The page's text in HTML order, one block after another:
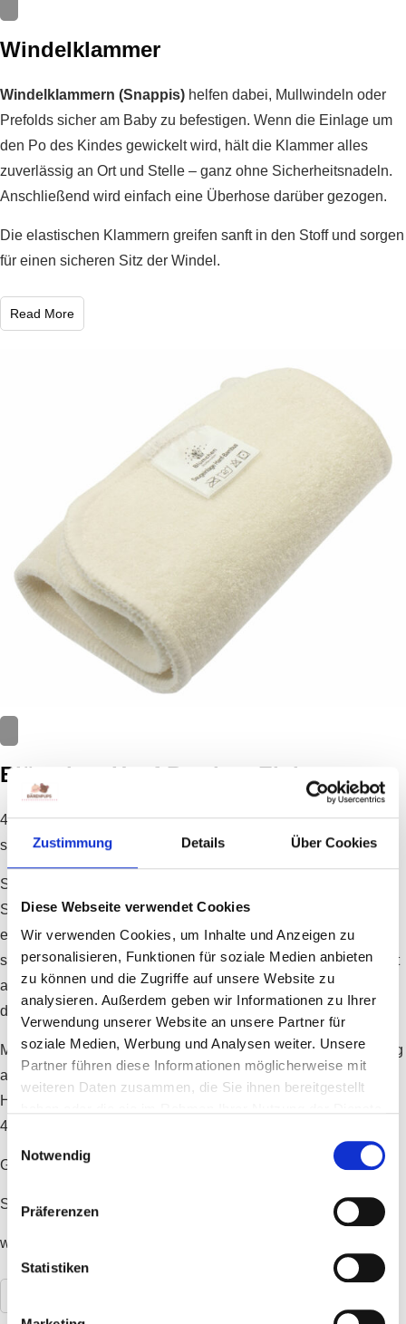
Zustimmung Details Über Cookies
Diese Webseite verwendet Cookies
Wir verwenden Cookies, um Inhalte und Anzeigen zu
personalisieren, Funktionen für soziale Medien anbieten
zu können und die Zugriffe auf unsere Website zu
analysieren. Außerdem geben wir Informationen zu Ihrer
Verwendung unserer Website an unsere Partner für
soziale Medien, Werbung und Analysen weiter. Unsere
Partner führen diese Informationen möglicherweise mit
weiteren Daten zusammen, die Sie ihnen bereitgestellt
Notwendig
Präferenzen
Statistiken
Windelklammer
Windelklammern (Snappis) helfen dabei, Mullwindeln oder
Prefolds sicher am Baby zu befestigen. Wenn die Einlage um
den Po des Kindes gewickelt wird, hält die Klammer alles
zuverlässig an Ort und Stelle – ganz ohne Sicherheitsnadeln.
Anschließend wird einfach eine Überhose darüber gezogen.
Die elastischen Klammern greifen sanft in den Stoff und sorgen
für einen sicheren Sitz der Windel.
Read More
Blümchen Hanf-Bambus Einlage
4-lagige innovative Saugeinlage, jetzt noch dicker und
saugfähiger!
Sehr saugfähiger und schwerer Hanf-Jersey für sehr große
Saugfähigkeit und beste Feuchtigkeitsbindung – sehr
empfehlenswert als Zusatzeinlage in der Nacht oder für sehr
starke Nässer. Außen eine sehr schnell absorbierende Schicht
aus Bambusviscose, die durch die Frotteeoberfläche nicht auf
der Haut klebt und so für gute Belüftung der Haut sorgt.
Material: Außen Bambusfrottee, schnell absorbierend und luftig
auf der Haut (80% Viscose, 20% Polyester) – perfekt für
Höschenwindeln! Kern aus 2-lagigem Hanfjersey (55% Hanf,
45% Bio-Baumwolle)
Größe: 35 x 13cm
Saugkraft: ca. 270 ml
waschbar bei 40 bis 60°C, feucht in Form ziehen